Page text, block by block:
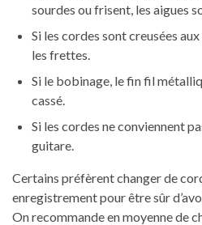
sourdes ou frisent, les aigues
Si les cordes sont creusées
les frettes.
Si le bobinage, le fin fil
cassé.
Si les cordes ne conviennent
guitare.
Certains préfèrent changer de
enregistrement pour être sûr
On recommande en moyenne de